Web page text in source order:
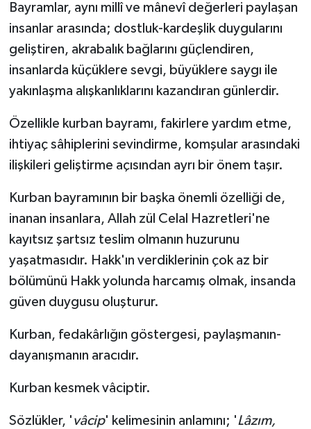
Bayramlar, aynı millî ve mânevî değerleri paylaşan
insanlar arasında; dostluk-kardeşlik duygularını
geliştiren, akrabalık bağlarını güçlendiren,
insanlarda küçüklere sevgi, büyüklere saygı ile
yakınlaşma alışkanlıklarını kazandıran günlerdir.
Özellikle kurban bayramı, fakirlere yardım etme,
ihtiyaç sâhiplerini sevindirme, komşular arasındaki
ilişkileri geliştirme açısından ayrı bir önem taşır.
Kurban bayramının bir başka önemli özelliği de,
inanan insanlara, Allah zül Celal Hazretleri'ne
kayıtsız şartsız teslim olmanın huzurunu
yaşatmasıdır. Hakk'ın verdiklerinin çok az bir
bölümünü Hakk yolunda harcamış olmak, insanda
güven duygusu oluşturur.
Kurban, fedakârlığın göstergesi, paylaşmanın-
dayanışmanın aracıdır.
Kurban kesmek vâciptir.
Sözlükler, ' vâcip' kelimesinin anlamını; 'Lâzım,